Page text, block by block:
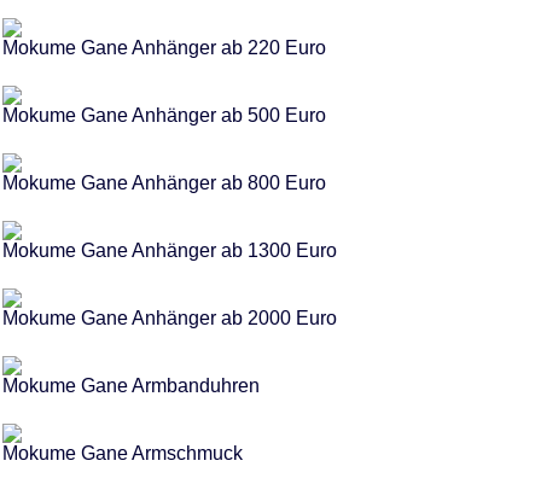
Mokume Gane Anhänger ab 220 Euro
Mokume Gane Anhänger ab 500 Euro
Mokume Gane Anhänger ab 800 Euro
Mokume Gane Anhänger ab 1300 Euro
Mokume Gane Anhänger ab 2000 Euro
Mokume Gane Armbanduhren
Mokume Gane Armschmuck